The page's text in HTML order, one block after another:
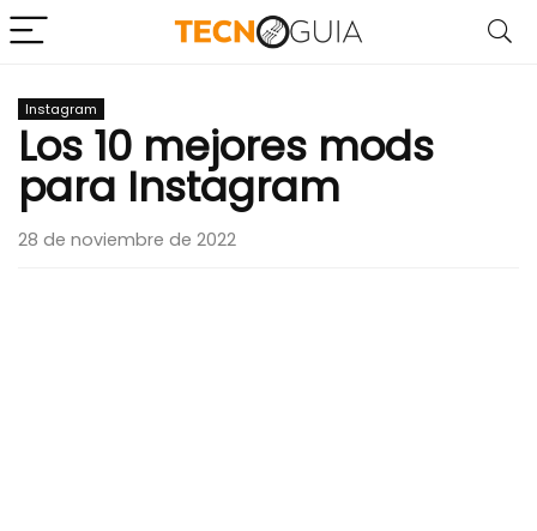
Instagram
Los 10 mejores mods
para Instagram
28 de noviembre de 2022